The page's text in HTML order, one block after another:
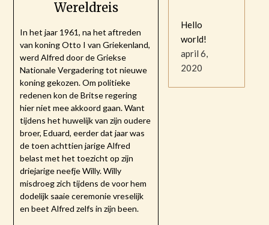
Wereldreis
In het jaar 1961, na het aftreden
van koning Otto I van Griekenland,
werd Alfred door de Griekse
Nationale Vergadering tot nieuwe
koning gekozen. Om politieke
redenen kon de Britse regering
hier niet mee akkoord gaan. Want
tijdens het huwelijk van zijn oudere
broer, Eduard, eerder dat jaar was
de toen achttien jarige Alfred
belast met het toezicht op zijn
driejarige neefje Willy. Willy
misdroeg zich tijdens de voor hem
dodelijk saaie ceremonie vreselijk
en beet Alfred zelfs in zijn been.
Hello
world!
april 6,
2020